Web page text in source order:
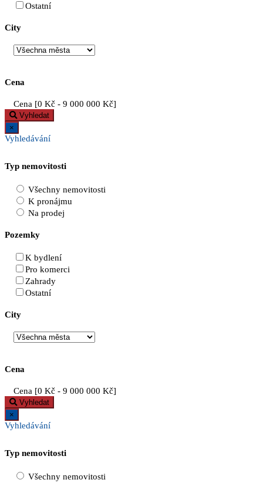
Ostatní
City
Cena
Cena [0 Kč - 9 000 000 Kč]
Vyhledat
×
Vyhledávání
Typ nemovitosti
Všechny nemovitosti
K pronájmu
Na prodej
Pozemky
K bydlení
Pro komerci
Zahrady
Ostatní
City
Cena
Cena [0 Kč - 9 000 000 Kč]
Vyhledat
×
Vyhledávání
Typ nemovitosti
Všechny nemovitosti